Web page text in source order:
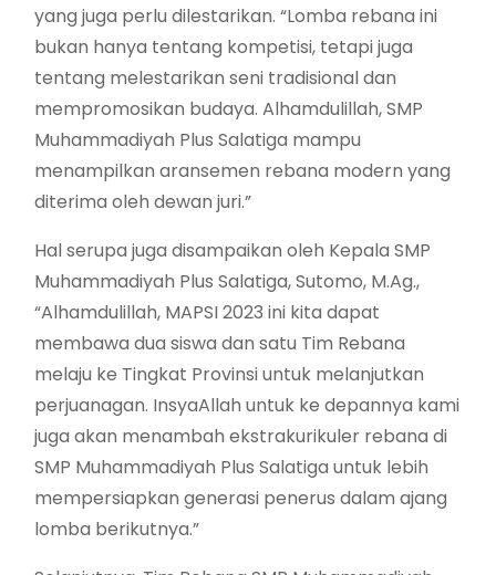
yang juga perlu dilestarikan. “Lomba rebana ini
bukan hanya tentang kompetisi, tetapi juga
tentang melestarikan seni tradisional dan
mempromosikan budaya. Alhamdulillah, SMP
Muhammadiyah Plus Salatiga mampu
menampilkan aransemen rebana modern yang
diterima oleh dewan juri.”
Hal serupa juga disampaikan oleh Kepala SMP
Muhammadiyah Plus Salatiga, Sutomo, M.Ag.,
“Alhamdulillah, MAPSI 2023 ini kita dapat
membawa dua siswa dan satu Tim Rebana
melaju ke Tingkat Provinsi untuk melanjutkan
perjuanagan. InsyaAllah untuk ke depannya kami
juga akan menambah ekstrakurikuler rebana di
SMP Muhammadiyah Plus Salatiga untuk lebih
mempersiapkan generasi penerus dalam ajang
lomba berikutnya.”